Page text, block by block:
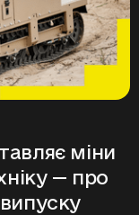
міни
— про